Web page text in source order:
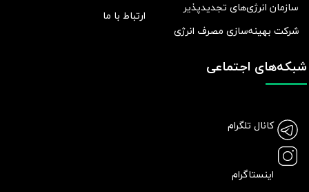
ارتباط با ما
سازمان انرژی‌های تجدیدپذیر
شرکت بهينه‌سازی مصرف انرژی
شبکه‌های اجتماعی
کانال تلگرام
اینستاگرام